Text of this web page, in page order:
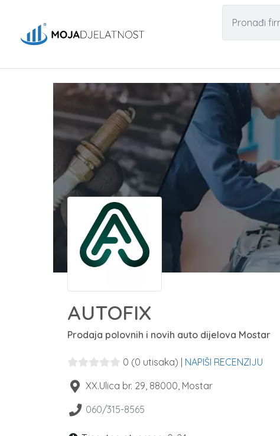
AUTOFIX
Prodaja polovnih i novih auto dijelova Mostar
0 (0 utisaka)
NAPIŠI RECENZIJU
XX.Ulica br. 29, 88000, Mostar
060/315-8565